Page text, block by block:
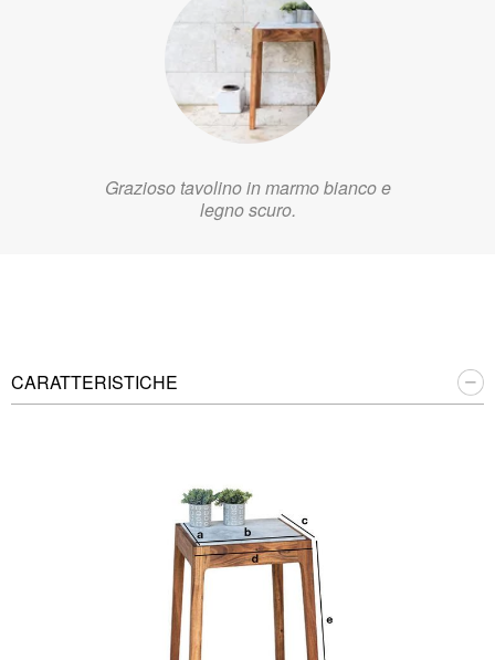
Grazioso tavolino in marmo bianco e
legno scuro.
CARATTERISTICHE